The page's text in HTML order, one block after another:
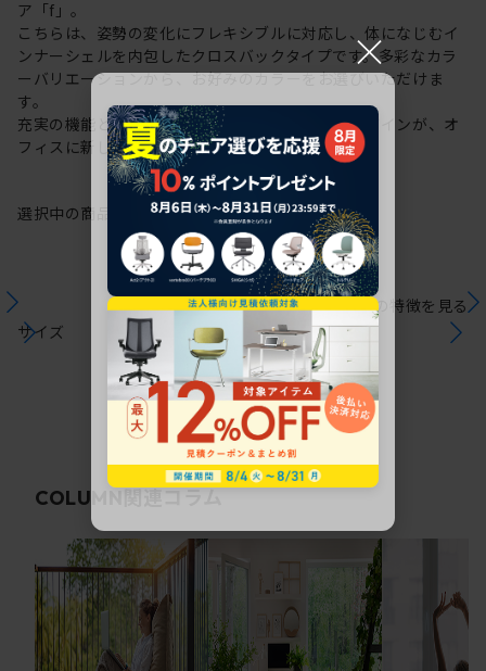
ア「f」。
こちらは、姿勢の変化にフレキシブルに対応し、体になじむイ
ンナーシェルを内包したクロスバックタイプです。多彩なカラ
ーバリエーションから、お好みのカラーをお選びいただけま
す。
充実の機能と一体となった透明感のある美しいデザインが、オ
フィスに新しい風を運びます。
選択中の商品情報 保証注意事項
サイズ
シリーズの特徴を見る
COLUMN 関連コラム
×